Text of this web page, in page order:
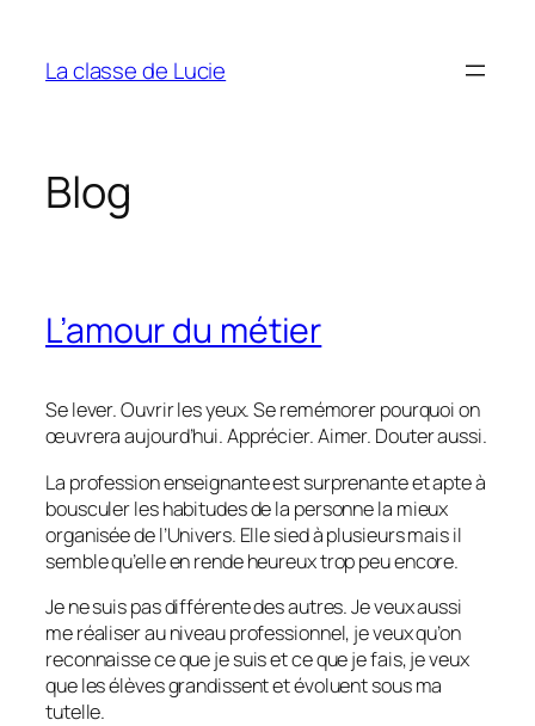
contenu
La classe de Lucie
Blog
L’amour du métier
Se lever. Ouvrir les yeux. Se remémorer pourquoi on
œuvrera aujourd’hui. Apprécier. Aimer. Douter aussi.
La profession enseignante est surprenante et apte à
bousculer les habitudes de la personne la mieux
organisée de l’Univers. Elle sied à plusieurs mais il
semble qu’elle en rende heureux trop peu encore.
Je ne suis pas différente des autres. Je veux aussi
me réaliser au niveau professionnel, je veux qu’on
reconnaisse ce que je suis et ce que je fais, je veux
que les élèves grandissent et évoluent sous ma
tutelle.